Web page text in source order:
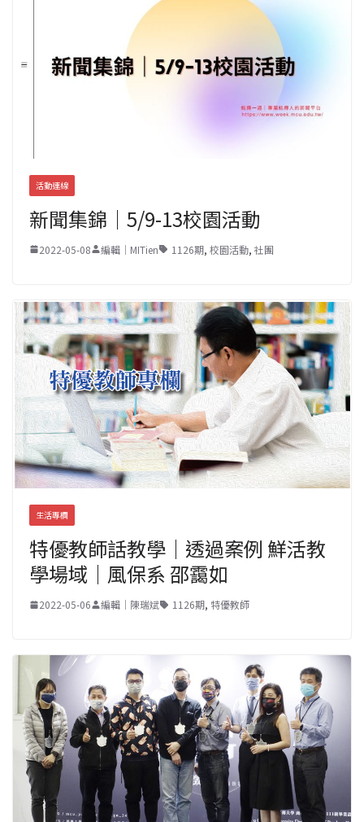
活動連線
新聞集錦｜5/9-13校園活動
2022-05-08 編輯｜MITien 1126期, 校園活動, 社團
生活專欄
特優教師話教學｜透過案例 鮮活教
學場域｜風保系 邵靄如
2022-05-06 編輯｜陳瑞斌 1126期, 特優教師